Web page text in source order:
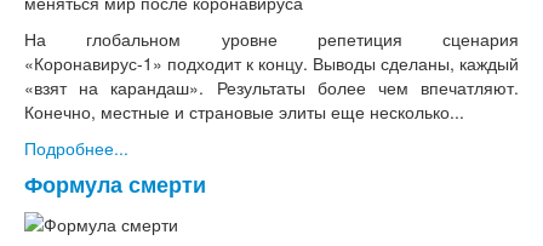
На глобальном уровне репетиция сценария
«Коронавирус-1» подходит к концу. Выводы сделаны, каждый
«взят на карандаш». Результаты более чем впечатляют.
Конечно, местные и страновые элиты еще несколько...
Подробнее...
Формула смерти